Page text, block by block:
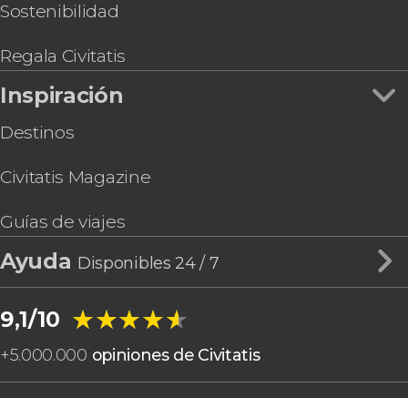
Sostenibilidad
Regala Civitatis
Inspiración
Destinos
Civitatis Magazine
Guías de viajes
Ayuda Disponibles 24 / 7
9,1/10 ★★★★★
★★★★★
+5.000.000 opiniones de Civitatis